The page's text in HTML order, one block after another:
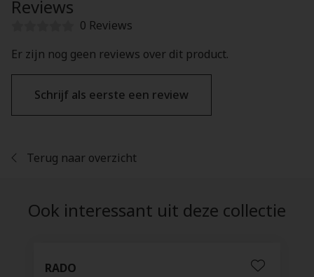
Reviews
0 Reviews
Er zijn nog geen reviews over dit product.
Schrijf als eerste een review
Terug naar overzicht
Ook interessant uit deze collectie
RADO